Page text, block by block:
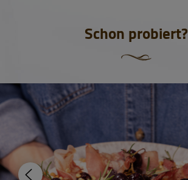
Schon probiert?